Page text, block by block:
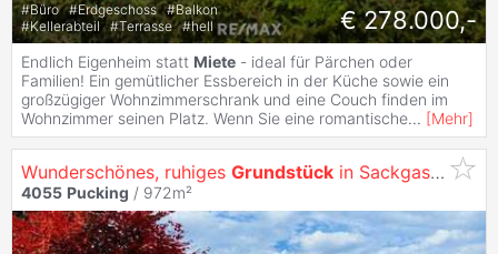
#Büro #Erdgeschoss #Balkon
#Kellerabteil #Terrasse #hell € 278.000,-
Endlich Eigenheim statt Miete - ideal für Pärchen oder
Familien! Ein gemütlicher Essbereich in der Küche sowie ein
großzügiger Wohnzimmerschrank und eine Couch finden im
Wohnzimmer seinen Platz. Wenn Sie eine romantische... [Mehr]
Wunderschönes, ruhiges Grundstück in Sackgasse
4055 Pucking / 972m²